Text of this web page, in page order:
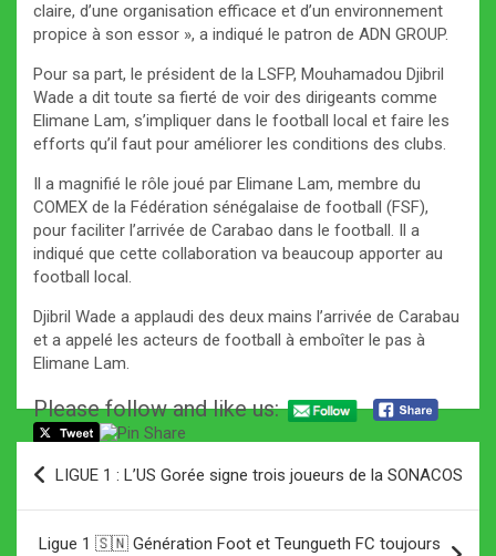
claire, d’une organisation efficace et d’un environnement
propice à son essor », a indiqué le patron de ADN GROUP.
Pour sa part, le président de la LSFP, Mouhamadou Djibril
Wade a dit toute sa fierté de voir des dirigeants comme
Elimane Lam, s’impliquer dans le football local et faire les
efforts qu’il faut pour améliorer les conditions des clubs.
Il a magnifié le rôle joué par Elimane Lam, membre du
COMEX de la Fédération sénégalaise de football (FSF),
pour faciliter l’arrivée de Carabao dans le football. Il a
indiqué que cette collaboration va beaucoup apporter au
football local.
Djibril Wade a applaudi des deux mains l’arrivée de Carabau
et a appelé les acteurs de football à emboîter le pas à
Elimane Lam.
Please follow and like us:
Navigation
de
l’article
LIGUE 1 : L’US Gorée signe trois joueurs de la SONACOS
Ligue 1 🇸🇳 Génération Foot et Teungueth FC toujours